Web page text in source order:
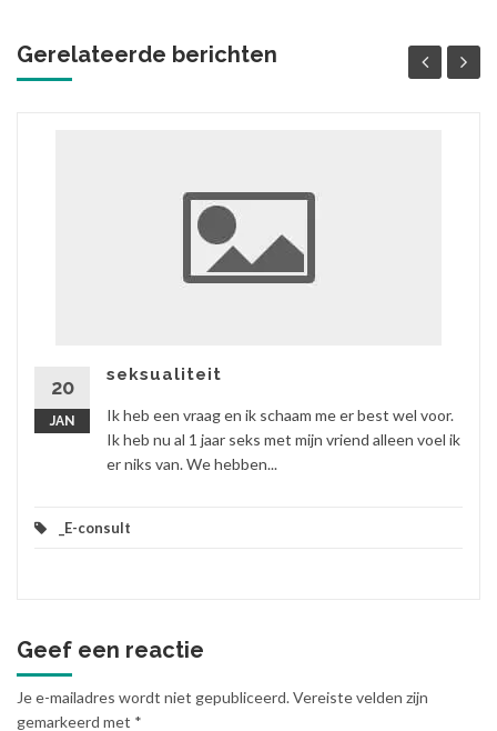
Gerelateerde berichten
20
JAN
seksualiteit
Ik heb een vraag en ik schaam me er best wel voor.
Ik heb nu al 1 jaar seks met mijn vriend alleen voel ik
er niks van. We hebben...
_E-consult
Geef een reactie
Je e-mailadres wordt niet gepubliceerd.Vereiste velden zijn
gemarkeerd met *